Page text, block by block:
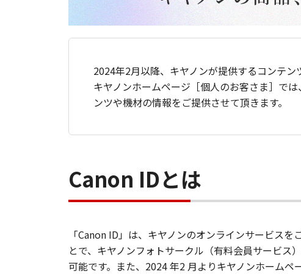
2024年2月以降、キヤノンが提供するコンテ
キヤノンホームページ［個人のお客さま］で
ンツや機材の情報をご提供させて頂きます。
Canon IDとは
「Canon ID」は、キヤノンのオンラインサービス
とで、キヤノンフォトサークル（有料会員サービス
可能です。また、2024 年2 月よりキヤノンホーム